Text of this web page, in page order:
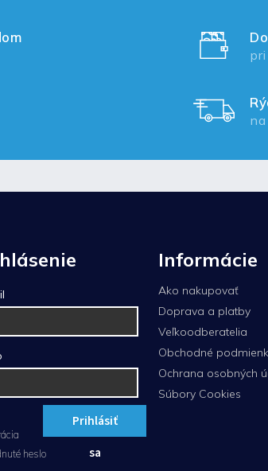
na
Prihlásiť
sa
heslo
Informácie
Ako nakupovať
Doprava a platby
Veľkoodberatelia
Obchodné
Ochrana osobných
Súbory Cookies